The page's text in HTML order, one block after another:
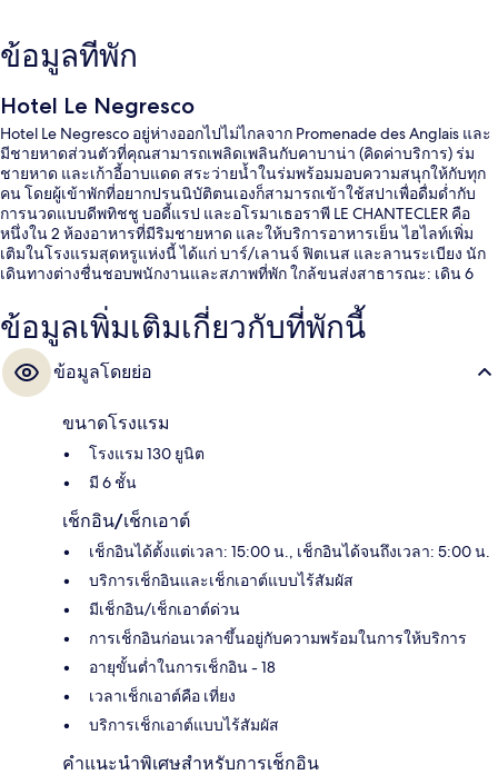
ข้อมูลที่พัก
Hotel Le Negresco
Hotel Le Negresco อยู่ห่างออกไปไม่ไกลจาก Promenade des Anglais และ
มีชายหาดส่วนตัวที่คุณสามารถเพลิดเพลินกับคาบาน่า (คิดค่าบริการ) ร่ม
ชายหาด และเก้าอี้อาบแดด สระว่ายน้ำในร่มพร้อมมอบความสนุกให้กับทุก
คน โดยผู้เข้าพักที่อยากปรนนิบัติตนเองก็สามารถเข้าใช้สปาเพื่อดื่มด่ำกับ
การนวดแบบดีพทิชชู บอดี้แรป และอโรมาเธอราพี LE CHANTECLER คือ
หนึ่งใน 2 ห้องอาหารที่มีริมชายหาด และให้บริการอาหารเย็น ไฮไลท์เพิ่ม
เติมในโรงแรมสุดหรูแห่งนี้ ได้แก่ บาร์/เลานจ์ ฟิตเนส และลานระเบียง นัก
เดินทางต่างชื่นชอบพนักงานและสภาพที่พัก ใกล้ขนส่งสาธารณะ: เดิน 6
Tramway
ข้อมูลเพิ่มเติมเกี่ยวกับที่พักนี้
ข้อมูลโดยย่อ
ขนาดโรงแรม
โรงแรม 130 ยูนิต
มี 6 ชั้น
เช็กอิน/เช็กเอาต์
เช็กอินได้ตั้งแต่เวลา: 15:00 น., เช็กอินได้จนถึงเวลา: 5:00 น.
บริการเช็กอินและเช็กเอาต์แบบไร้สัมผัส
มีเช็กอิน/เช็กเอาต์ด่วน
การเช็กอินก่อนเวลาขึ้นอยู่กับความพร้อมในการให้บริการ
อายุขั้นต่ำในการเช็กอิน - 18
เวลาเช็กเอาต์คือ เที่ยง
บริการเช็กเอาต์แบบไร้สัมผัส
คำแนะนำพิเศษสำหรับการเช็กอิน